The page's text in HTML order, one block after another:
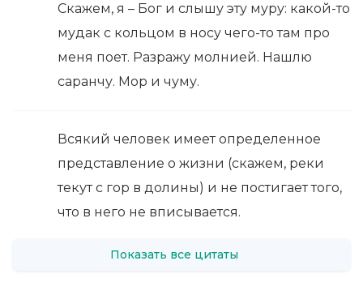
Скажем, я – Бог и слышу эту муру: какой-то
мудак с кольцом в носу чего-то там про
меня поет. Разражу молнией. Нашлю
саранчу. Мор и чуму.
Всякий человек имеет определенное
представление о жизни (скажем, реки
текут с гор в долины) и не постигает того,
что в него не вписывается.
Показать все цитаты